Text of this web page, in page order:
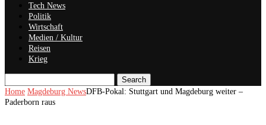
Tech News
Politik
Wirtschaft
Medien / Kultur
Reisen
Krieg
Search
Home Magdeburg NewsDFB-Pokal: Stuttgart und Magdeburg weiter –
Paderborn raus